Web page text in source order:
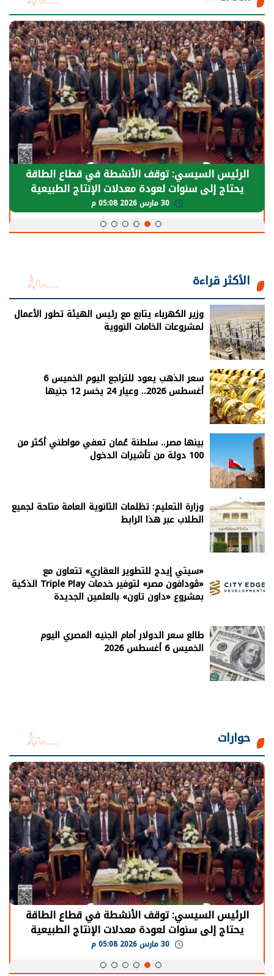
الرئيس السيسي: توقف الأنشطة في قطاع الطاقة
يحتاج إلى سنوات لعودة معدلات الإنتاج الطبيعية
الأكثر قراءة
وزير الكهرباء يتابع مع رئيس الهيئة تطور الأعمال
لمشروعات الخامات النووية
سعر الذهب يعود للتراجع اليوم الخميس 6
أغسطس 2026.. وعيار 24 يخسر 12 جنيها
بينها مصر.. سلطنة عُمان تعفي مواطني أكثر من
100 دولة من تأشيرات الدخول
وزارة التعليم: تظلمات الثانوية العامة متاحة لجميع
الطلاب عبر هذا الرابط
«سيتي إيدج للتطوير العقاري» تتعاون مع
«ڤودافون مصر» لتوفير خدمات Triple Play الذكية
بمشروع «داون تاون» بالعلمين الجديدة
طالع سعر الدولار أمام الجنيه المصري اليوم
الخميس 6 أغسطس 2026
حوارات
الرئيس السيسي: توقف الأنشطة في قطاع الطاقة
يحتاج إلى سنوات لعودة معدلات الإنتاج الطبيعية